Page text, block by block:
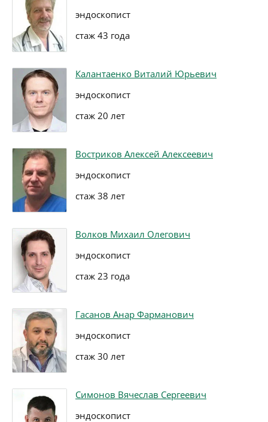
эндоскопист
стаж 43 года
Калантаенко Виталий Юрьевич
эндоскопист
стаж 20 лет
Востриков Алексей Алексеевич
эндоскопист
стаж 38 лет
Волков Михаил Олегович
эндоскопист
стаж 23 года
Гасанов Анар Фарманович
эндоскопист
стаж 30 лет
Симонов Вячеслав Сергеевич
эндоскопист